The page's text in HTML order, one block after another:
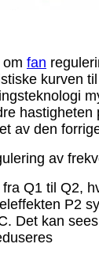
fan
kurven
av den
av
Q1 til Q2,
P2
Det kan